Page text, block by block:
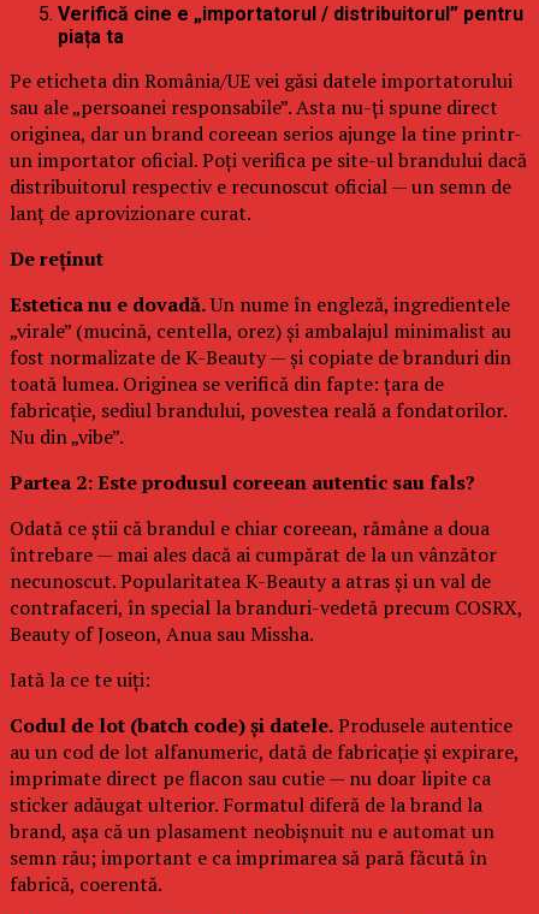
Verifică cine e „importatorul / distribuitorul” pentru
piața ta
Pe eticheta din România/UE vei găsi datele importatorului
sau ale „persoanei responsabile”. Asta nu-ți spune direct
originea, dar un brand coreean serios ajunge la tine printr-
un importator oficial. Poți verifica pe site-ul brandului dacă
distribuitorul respectiv e recunoscut oficial — un semn de
lanț de aprovizionare curat.
De reținut
Estetica nu e dovadă.Un nume în engleză, ingredientele
„virale” (mucină, centella, orez) și ambalajul minimalist au
fost normalizate de K-Beauty — și copiate de branduri din
toată lumea. Originea se verifică din fapte: țara de
fabricație, sediul brandului, povestea reală a fondatorilor.
Nu din „vibe”.
Partea 2: Este produsul coreean autentic sau fals?
Odată ce știi că brandul e chiar coreean, rămâne a doua
întrebare — mai ales dacă ai cumpărat de la un vânzător
necunoscut. Popularitatea K-Beauty a atras și un val de
contrafaceri, în special la branduri-vedetă precum COSRX,
Beauty of Joseon, Anua sau Missha.
Iată la ce te uiți:
Codul de lot (batch code) și datele.Produsele autentice
au un cod de lot alfanumeric, dată de fabricație și expirare,
imprimate direct pe flacon sau cutie — nu doar lipite ca
sticker adăugat ulterior. Formatul diferă de la brand la
brand, așa că un plasament neobișnuit nu e automat un
semn rău; important e ca imprimarea să pară făcută în
fabrică, coerentă.